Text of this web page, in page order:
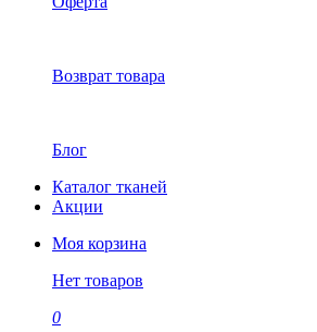
Возврат товара
Блог
Каталог тканей
Акции
Моя корзина
Нет товаров
0